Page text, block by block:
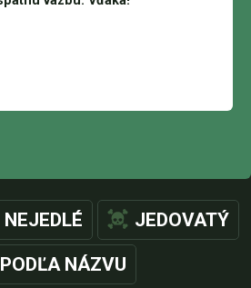
NEJEDLÉ JEDOVATÝ
PODĽA NÁZVU